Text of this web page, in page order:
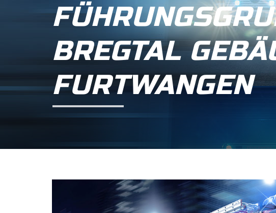
BREGTAL
FURTWANGEN